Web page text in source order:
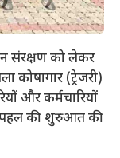
संरक्षण को लेकर
कोषागार (ट्रेजरी)
और कर्मचारियों
की शुरुआत की